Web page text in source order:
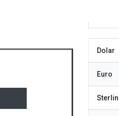
Dolar
Euro
Sterlin